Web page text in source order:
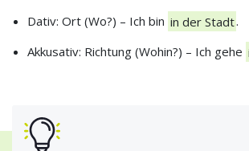
Dativ: Ort (Wo?) – Ich bin in der Stadt.
Akkusativ: Richtung (Wohin?) – Ich gehe